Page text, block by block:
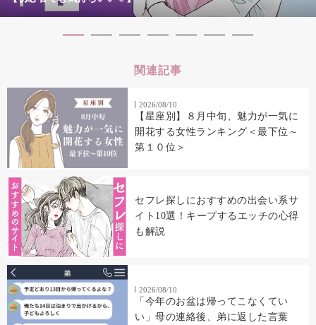
関連記事
2026/08/10
【星座別】８月中旬、魅力が一気に
開花する女性ランキング＜最下位～
第１０位＞
セフレ探しにおすすめの出会い系サ
イト10選！キープするエッチの心得
も解説
2026/08/10
「今年のお盆は帰ってこなくてい
い」母の連絡後、弟に返した言葉